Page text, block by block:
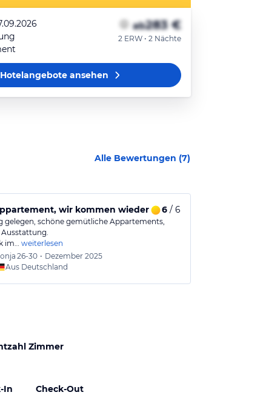
ab283 €
2 ERW • 2 Nächte
Hotelangeboteansehen
Alle Bewertungen (7)
Verkehrsanbindung
wir kommen wieder 6/ 6
gelegen, schöne gemütliche Appartements,
im… weiterlesen
26-30 • Dezember 2025
Aus Deutschland
Zimmer
In
Check-Out